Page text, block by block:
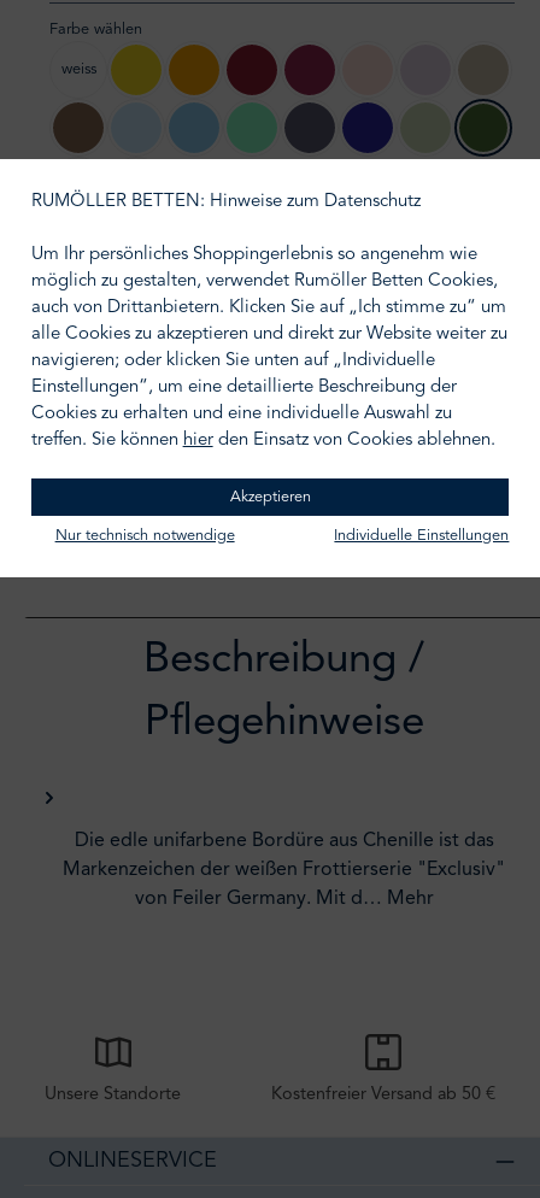
Farbe wählen
weiss
105 gelb 106 sonne132 karminrot127 kirsch 71 zartflieder
147
144 safari 202 hellblau198 türkis 205 jeansblau203 keramblau179 pistazie184 kiwi
210 silber212 grau
Größe wählenauswählen
IN DEN WARENKORB
Beschreibung /
Pflegehinweise
Die edle unifarbene Bordüre aus Chenille ist das
Markenzeichen der weißen Frottierserie "Exclusiv"
von Feiler Germany. Mit d… Mehr
Unsere Standorte Kostenfreier Versand ab 50 €
ONLINESERVICE
RUMÖLLER BETTEN: Hinweise zum Datenschutz
Um Ihr persönliches Shoppingerlebnis so angenehm wie
möglich zu gestalten, verwendet Rumöller Betten Cookies,
auch von Drittanbietern. Klicken Sie auf „Ich stimme zu“ um
alle Cookies zu akzeptieren und direkt zur Website weiter zu
navigieren; oder klicken Sie unten auf „Individuelle
Einstellungen“, um eine detaillierte Beschreibung der
Cookies zu erhalten und eine individuelle Auswahl zu
treffen. Sie können hierden Einsatz von Cookies ablehnen.
Akzeptieren
Nur technisch notwendige Individuelle Einstellungen